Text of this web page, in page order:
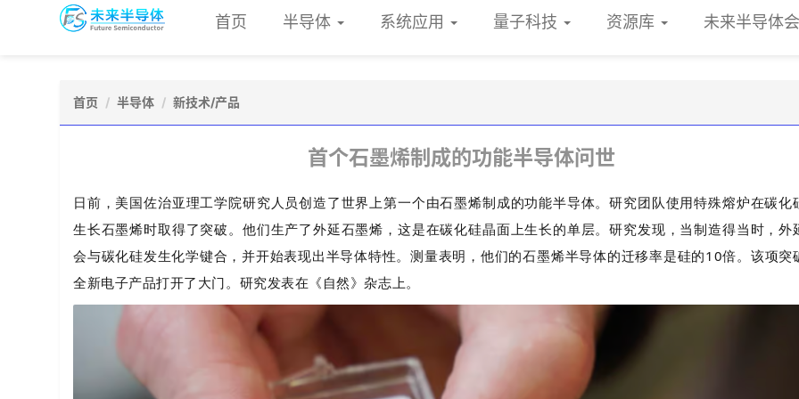
首页 半导体 系统应用 量子科技 资源库 未来半导体
首页 半导体 新技术/产品
首个石墨烯制成的功能半导体问世
日前，美国佐治亚理工学院研究人员创造了世界上第一个由石墨烯制成的功能半导体。研究团队使用特殊熔炉在碳化
生长石墨烯时取得了突破。他们生产了外延石墨烯，这是在碳化硅晶面上生长的单层。研究发现，当制造得当时，外
会与碳化硅发生化学键合，并开始表现出半导体特性。测量表明，他们的石墨烯半导体的迁移率是硅的10倍。该项突
全新电子产品打开了大门。研究发表在《自然》杂志上。